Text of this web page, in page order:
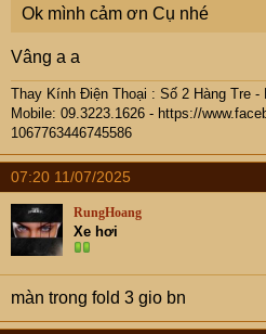
Ok mình cảm ơn Cụ nhé
Vâng a a
Thay Kính Điện Thoại : Số 2 Hàng Tre -
Mobile: 09.3223.1626 - https://
1067763446745586
07:20 11/07/2025
RungHoang
Xe hơi
màn trong fold 3 gio bn